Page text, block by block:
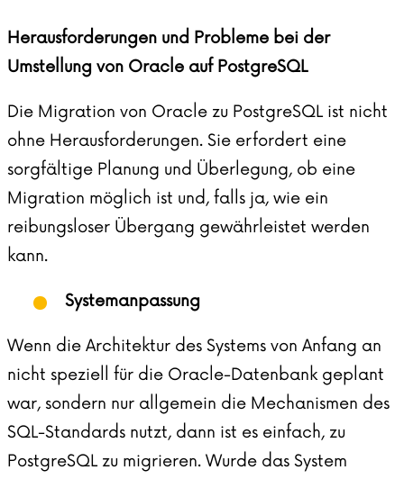
Herausforderungen und Probleme bei der
Umstellung von Oracle auf PostgreSQL
Die Migration von Oracle zu PostgreSQL ist nicht
ohne Herausforderungen. Sie erfordert eine
sorgfältige Planung und Überlegung, ob eine
Migration möglich ist und, falls ja, wie ein
reibungsloser Übergang gewährleistet werden
kann.
Systemanpassung
Wenn die Architektur des Systems von Anfang an
nicht speziell für die Oracle-Datenbank geplant
war, sondern nur allgemein die Mechanismen des
SQL-Standards nutzt, dann ist es einfach, zu
PostgreSQL zu migrieren. Wurde das System